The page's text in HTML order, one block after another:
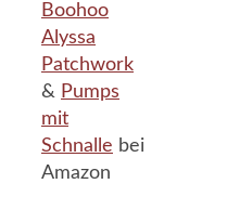
Boohoo
Alyssa
Patchwork
& Pumps
mit
Schnalle bei
Amazon